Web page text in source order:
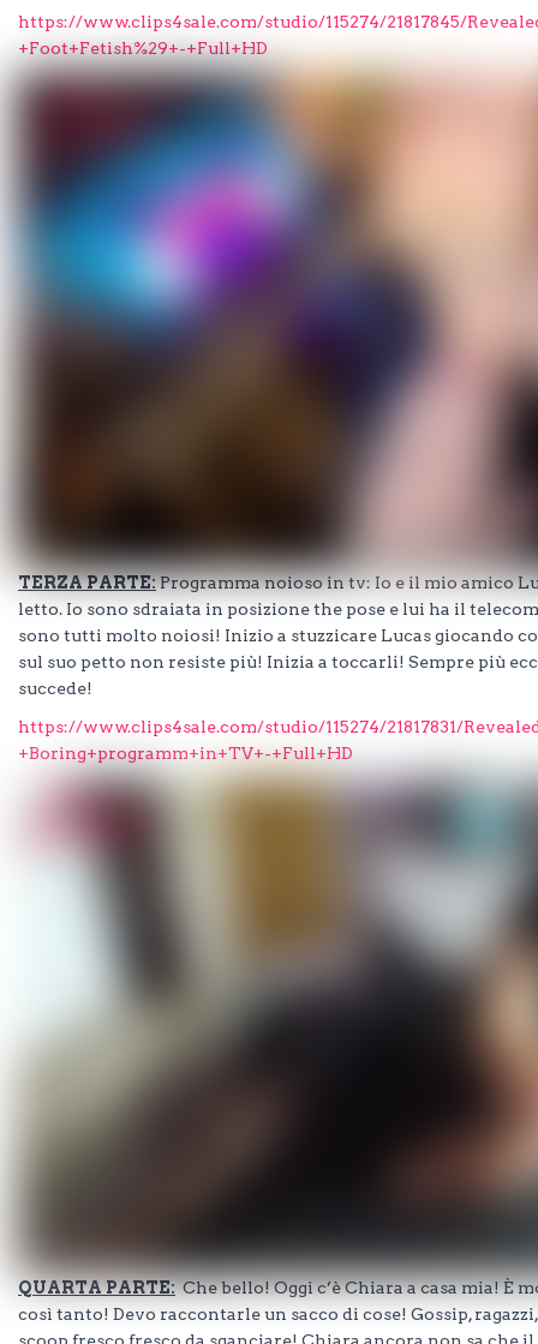
https://www.clips4sale.com/studio/115274/21817845/
+Foot+Fetish%29+-+Full+HD
TERZA PARTE:Programma noioso in tv: Io e il mio amico
letto. Io sono sdraiata in posizione the pose e lui ha il
sono tutti molto noiosi! Inizio a stuzzicare Lucas giocando
sul suo petto non resiste più! Inizia a toccarli! Sempre più
succede!
https://www.clips4sale.com/studio/115274/21817831/
+Boring+programm+in+TV+-+Full+HD
QUARTA PARTE:Che bello! Oggi c’è Chiara a casa mia! È
così tanto! Devo raccontarle un sacco di cose! Gossip,
scoop fresco fresco da sganciare! Chiara ancora non sa